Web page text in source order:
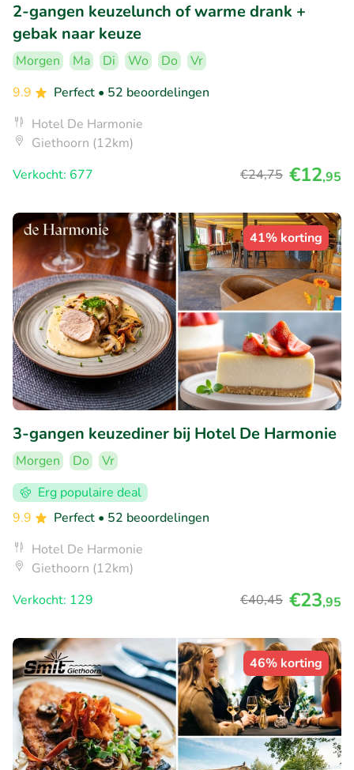
2-gangen keuzelunch of warme drank +
gebak naar keuze
Morgen Ma Di Wo Do
Vr
9.9
Perfect • 52 beoordelingen
Hotel De Harmonie
Giethoorn (12km)
Verkocht: 677
€24,75 €12,95
41% korting
3-gangen keuzediner bij Hotel De Harmonie
Morgen Do
Vr
Erg populaire deal
9.9
Perfect • 52 beoordelingen
Hotel De Harmonie
Giethoorn (12km)
Verkocht: 129
€40,45 €23,95
46% korting